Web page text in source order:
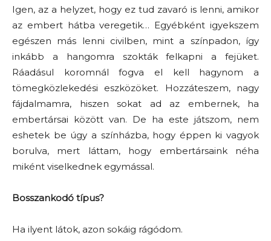
Igen, az a helyzet, hogy ez tud zavaró is lenni, amikor
az embert hátba veregetik… Egyébként igyekszem
egészen más lenni civilben, mint a színpadon, így
inkább a hangomra szokták felkapni a fejüket.
Ráadásul koromnál fogva el kell hagynom a
tömegközlekedési eszközöket. Hozzáteszem, nagy
fájdalmamra, hiszen sokat ad az embernek, ha
embertársai között van. De ha este játszom, nem
eshetek be úgy a színházba, hogy éppen ki vagyok
borulva, mert láttam, hogy embertársaink néha
miként viselkednek egymással.
Bosszankodó típus?
Ha ilyent látok, azon sokáig rágódom.